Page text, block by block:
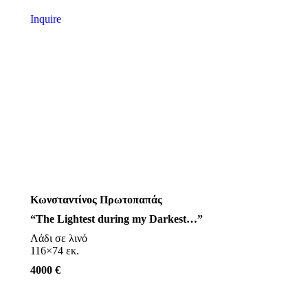
Inquire
Κωνσταντίνος Πρωτοπαπάς
“The Lightest during my Darkest…”
Λάδι σε λινό
116×74 εκ.
4000 €